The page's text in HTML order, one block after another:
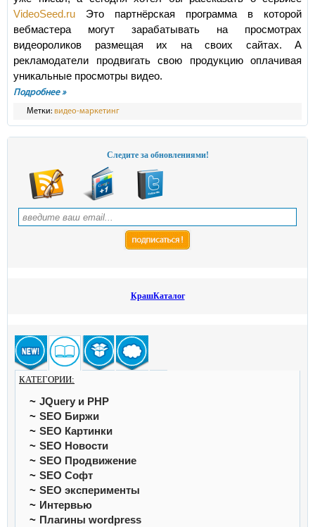
VideoSeed.ru Это партнёрская программа в которой
вебмастера могут зарабатывать на просмотрах
видеороликов размещая их на своих сайтах. А
рекламодатели продвигать свою продукцию оплачивая
уникальные просмотры видео.
Подробнее »
Метки: видео-маркетинг
Следите за обновлениями!
КрашКаталог
КАТЕГОРИИ:
JQuery и PHP
SEO Биржи
SEO Картинки
SEO Новости
SEO Продвижение
SEO Софт
SEO эксперименты
Интервью
Плагины wordpress